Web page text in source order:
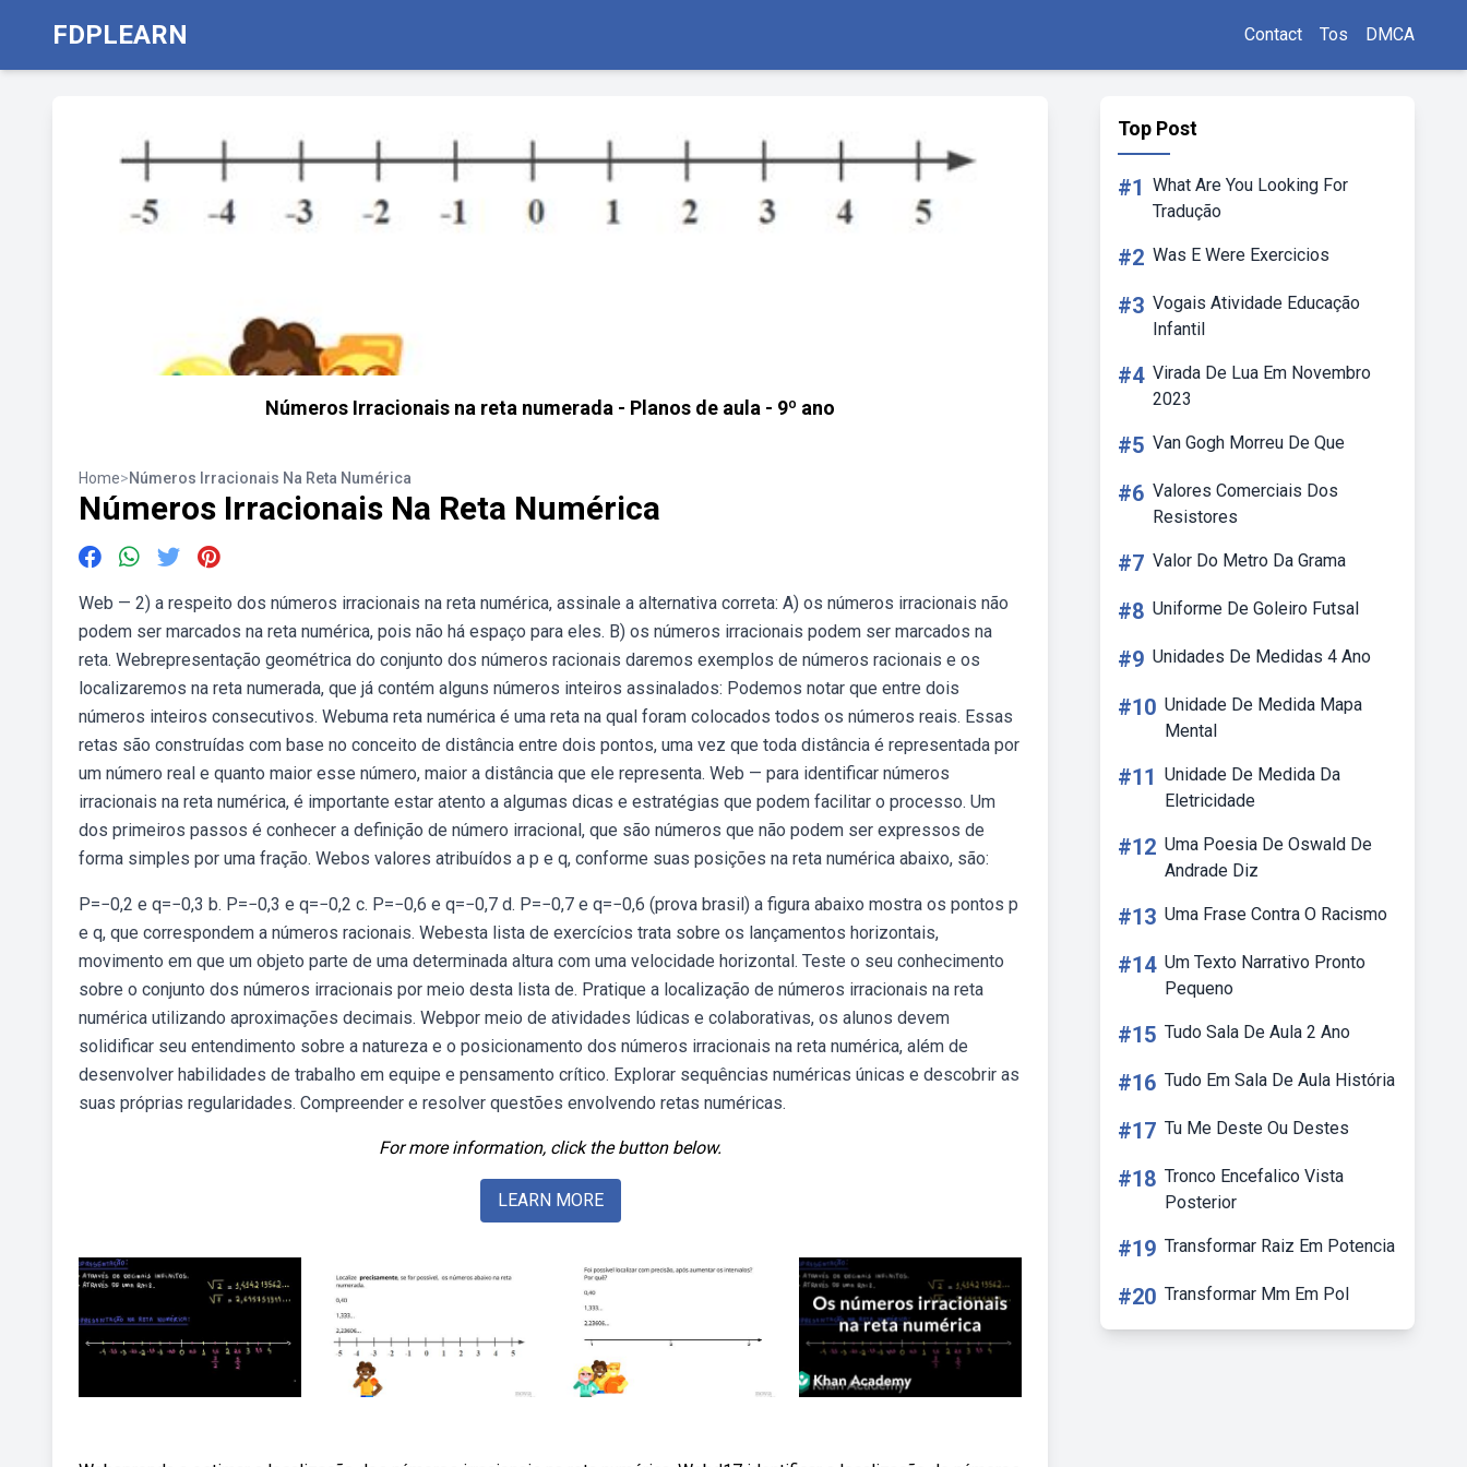
FDPLEARN Contact Tos DMCA
Números Irracionais na reta numerada - Planos de aula - 9º ano
Home>Números Irracionais Na Reta Numérica
Números Irracionais Na Reta Numérica
Web — 2) a respeito dos números irracionais na reta numérica, assinale a alternativa correta: A) os números irracionais não
podem ser marcados na reta numérica, pois não há espaço para eles. B) os números irracionais podem ser marcados na
reta. Webrepresentação geométrica do conjunto dos números racionais daremos exemplos de números racionais e os
localizaremos na reta numerada, que já contém alguns números inteiros assinalados: Podemos notar que entre dois
números inteiros consecutivos. Webuma reta numérica é uma reta na qual foram colocados todos os números reais. Essas
retas são construídas com base no conceito de distância entre dois pontos, uma vez que toda distância é representada por
um número real e quanto maior esse número, maior a distância que ele representa. Web — para identificar números
irracionais na reta numérica, é importante estar atento a algumas dicas e estratégias que podem facilitar o processo. Um
dos primeiros passos é conhecer a definição de número irracional, que são números que não podem ser expressos de
forma simples por uma fração. Webos valores atribuídos a p e q, conforme suas posições na reta numérica abaixo, são:
P=−0,2 e q=−0,3 b. P=−0,3 e q=−0,2 c. P=−0,6 e q=−0,7 d. P=−0,7 e q=−0,6 (prova brasil) a figura abaixo mostra os pontos p
e q, que correspondem a números racionais. Webesta lista de exercícios trata sobre os lançamentos horizontais,
movimento em que um objeto parte de uma determinada altura com uma velocidade horizontal. Teste o seu conhecimento
sobre o conjunto dos números irracionais por meio desta lista de. Pratique a localização de números irracionais na reta
numérica utilizando aproximações decimais. Webpor meio de atividades lúdicas e colaborativas, os alunos devem
solidificar seu entendimento sobre a natureza e o posicionamento dos números irracionais na reta numérica, além de
desenvolver habilidades de trabalho em equipe e pensamento crítico. Explorar sequências numéricas únicas e descobrir as
suas próprias regularidades. Compreender e resolver questões envolvendo retas numéricas.
For more information, click the button below.
LEARN MORE
Top Post
#1 What Are You Looking For
Tradução
#2 Was E Were Exercicios
#3 Vogais Atividade Educação
Infantil
#4 Virada De Lua Em Novembro
2023
#5 Van Gogh Morreu De Que
#6 Valores Comerciais Dos
Resistores
#7 Valor Do Metro Da Grama
#8 Uniforme De Goleiro Futsal
#9 Unidades De Medidas 4 Ano
#10 Unidade De Medida Mapa
Mental
#11 Unidade De Medida Da
Eletricidade
#12 Uma Poesia De Oswald De
Andrade Diz
#13 Uma Frase Contra O Racismo
#14 Um Texto Narrativo Pronto
Pequeno
#15 Tudo Sala De Aula 2 Ano
#16 Tudo Em Sala De Aula História
#17 Tu Me Deste Ou Destes
#18 Tronco Encefalico Vista
Posterior
#19 Transformar Raiz Em Potencia
#20 Transformar Mm Em Pol